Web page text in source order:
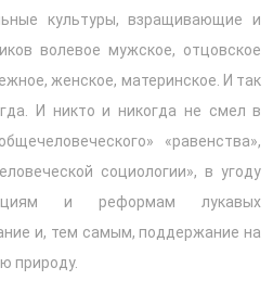
культуры, взращивающие и
волевое мужское, отцовское
женское, материнское. И так
И никто и никогда не смел в
«равенства»,
социологии», в угоду
и реформам лукавых
и, тем самым, поддержание на
природу.